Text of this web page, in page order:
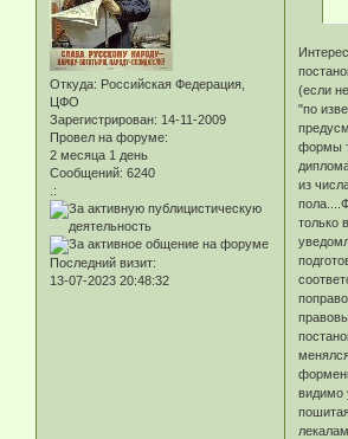
Откуда: Российская Федерация,
ЦФО
Зарегистрирован: 14-11-2009
Провел на форуме:
2 месяца 1 день
Сообщений: 6240
.:
Последний визит:
13-07-2023 20:48:32
(если
"по
формы
из
только
видимо